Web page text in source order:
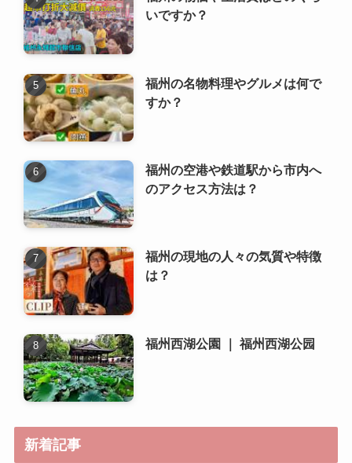
いですか？
福州の名物料理やグルメは何で
すか？
福州の空港や鉄道駅から市内へ
のアクセス方法は？
福州の現地の人々の気質や特徴
は？
福州西湖公園 ｜ 福州西湖公园
新着記事